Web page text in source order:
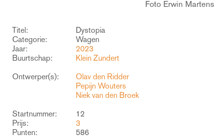
Foto Erwin Martens
Titel:
Dystopia
Categorie:
Wagen
Jaar:
2023
Buurtschap:
Klein Zundert
Ontwerper(s):
Olav den Ridder
Pepijn Wouters
Niek van den Broek
Startnummer:
12
Prijs:
3
Punten:
586